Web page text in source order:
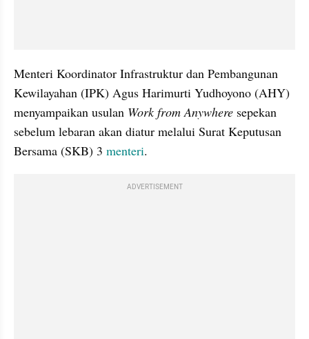
Menteri Koordinator Infrastruktur dan Pembangunan
Kewilayahan (IPK) Agus Harimurti Yudhoyono (AHY)
menyampaikan usulan Work from Anywhere sepekan
sebelum lebaran akan diatur melalui Surat Keputusan
Bersama (SKB) 3 menteri.
ADVERTISEMENT